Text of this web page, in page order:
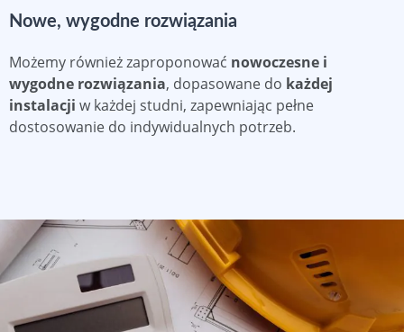
Nowe, wygodne rozwiązania
Możemy również zaproponować nowoczesne i
wygodne rozwiązania, dopasowane do każdej
instalacji w każdej studni, zapewniając pełne
dostosowanie do indywidualnych potrzeb.